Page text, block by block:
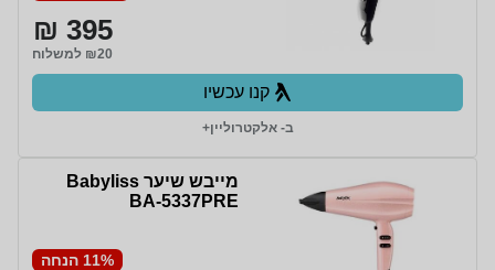
395 ₪
₪20 למשלוח
קנו עכשיו
ב- אלקטרוליין+
מייבש שיער Babyliss
BA-5337PRE
11% הנחה